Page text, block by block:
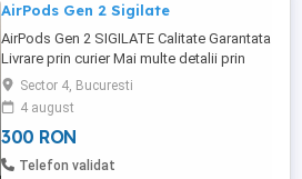
AirPods Gen 2 Sigilate
AirPods Gen 2 SIGILATE Calitate Garantata
Livrare prin curier Mai multe detalii prin
mesaje sau la telefon.
Sector 4, Bucuresti
4 august
300 RON
Telefon validat